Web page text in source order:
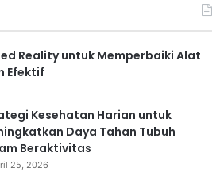
Reality untuk Memperbaiki Alat
Efektif
Kesehatan Harian untuk
Daya Tahan Tubuh
Beraktivitas
25, 2026